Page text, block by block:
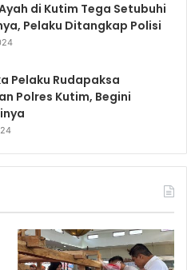
di Kutim Tega Setubuhi
Pelaku Ditangkap Polisi
Pelaku Rudapaksa
Polres Kutim, Begini